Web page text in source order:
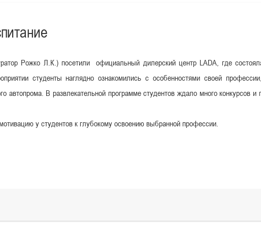
Рожко Л.К.) посетили официальный дилерский центр LADA, где
студенты наглядно ознакомились с особенностями своей
автопрома. В развлекательной программе студентов ждало много конкурсов и
у студентов к глубокому освоению выбранной профессии.